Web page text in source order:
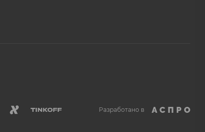
Разработано в